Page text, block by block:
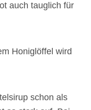
auch tauglich für
schon als